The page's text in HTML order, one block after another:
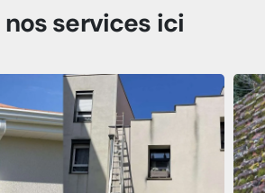
nos services ici